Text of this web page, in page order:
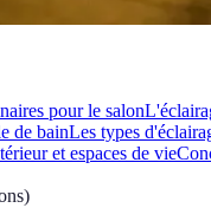
pour le salon
de bainLes types
et espaces de vie
)